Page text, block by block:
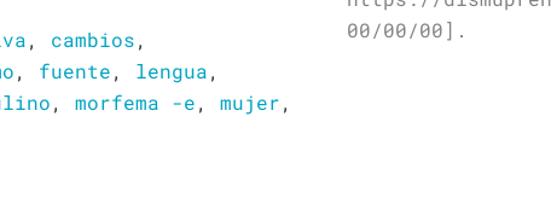
, cambios,
, fuente, lengua,
, morfema -e, mujer,
00/00/00].